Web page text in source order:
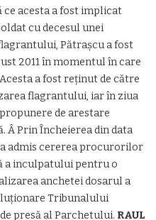
ce acesta a fost implicat
cu decesul unei
Pătrașcu a fost
2011 în momentul în care
a fost reținut de către
flagrantului, iar în ziua
de arestare
Â Prin Încheierea din data
a admis cererea procurorilor
a inculpatului pentru o
anchetei dosarul a
Tribunalului
presă al Parchetului. RAUL